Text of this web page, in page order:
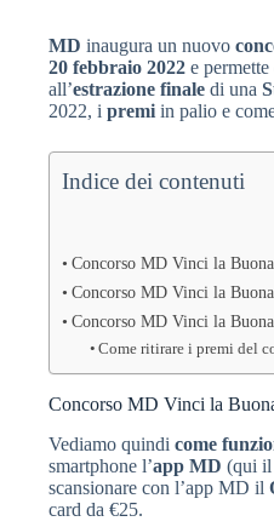
MD inaugura un nuovo
20 febbraio 2022 e
all’estrazione finale di una
2022, i premi in palio e
Indice dei contenuti
Concorso MD Vinci la
Concorso MD Vinci la
Concorso MD Vinci la
Come ritirare i premi del
Concorso MD Vinci la
Vediamo quindi come
smartphone l’app MD (qui il
scansionare con l’app MD il
card da €25.